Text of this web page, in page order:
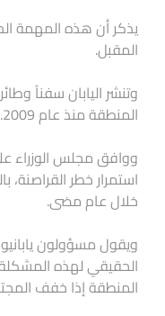
المقبل.
وتنشر اليابان سفناً
المنطقة منذ عام 2009.
ووافق مجلس الوزراء
استمرار خطر
خلال عام مضى.
ويقول مسؤولون
الحقيقي لهذه
المنطقة إذا خفف